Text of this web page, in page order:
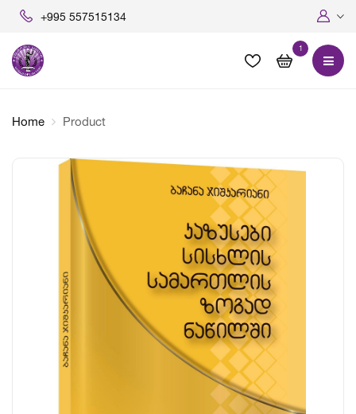
+995 557515134
1
Home Product